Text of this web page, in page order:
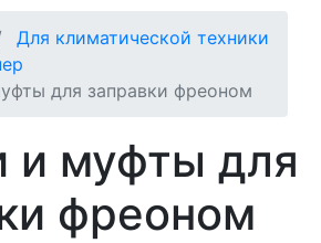
Для климатической техники
для заправки фреоном
и муфты для
фреоном